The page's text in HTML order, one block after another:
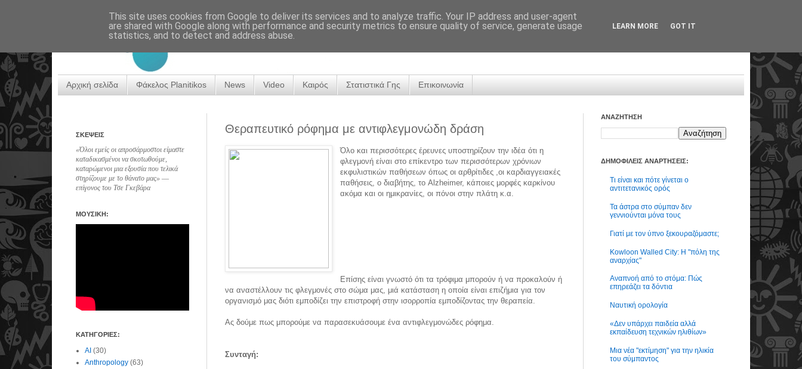
Αρχική σελίδα Φάκελος Planitikos News Video Καιρός Στατιστικά Γης Επικοινωνία
Θεραπευτικό ρόφημα με αντιφλεγμονώδη δράση
Όλο και περισσότερες έρευνες υποστηρίζουν την ιδέα ότι η
φλεγμονή είναι στο επίκεντρο των περισσότερων χρόνιων
εκφυλιστικών παθήσεων όπως οι αρθρίτιδες ,οι καρδιαγγειακές
παθήσεις, ο διαβήτης, το Alzheimer, κάποιες μορφές καρκίνου
ακόμα και οι ημικρανίες, οι πόνοι στην πλάτη κ.α.
Eπίσης είναι γνωστό ότι τα τρόφιμα μπορούν ή να προκαλούν ή
να αναστέλλουν τις φλεγμονές στο σώμα μας, μιά κατάσταση η οποία είναι επιζήμια για τον
οργανισμό μας διότι εμποδίζει την επιστροφή στην ισορροπία εμποδίζοντας την θεραπεία.
Ας δούμε πως μπορούμε να παρασεκυάσουμε ένα αντιφλεγμονώδες ρόφημα.
Συνταγή:
ΣΚΕΨΕΙΣ
«Όλοι εμείς οι απροσάρμοστοι είμαστε
καταδικασμένοι να σκοτωθούμε,
καταρώμενοι μια εξουσία που τελικά
στηρίζουμε με το θάνατο μας» ―
επίγονος του Τσε Γκεβάρα
ΜΟΥΣΙΚΗ:
ΚΑΤΗΓΟΡΙΕΣ:
AI (30)
Anthropology (63)
ΑΝΑΖΗΤΗΣΗ
ΔΗΜΟΦΙΛΕΙΣ ΑΝΑΡΤΗΣΕΙΣ:
Τι είναι και πότε γίνεται ο
αντιτετανικός ορός
Τα άστρα στο σύμπαν δεν
γεννιούνται μόνα τους
Γιατί με τον ύπνο ξεκουραζόμαστε;
Kowloon Walled City: Η "πόλη της
αναρχίας"
Αναπνοή από το στόμα: Πώς
επηρεάζει τα δόντια
Ναυτική ορολογία
«Δεν υπάρχει παιδεία αλλά
εκπαίδευση τεχνικών ηλιθίων»
Μια νέα "εκτίμηση" για την ηλικία
του σύμπαντος
This site uses cookies from Google to deliver its services and to analyze traffic. Your IP address and user-agent
are shared with Google along with performance and security metrics to ensure quality of service, generate usage
statistics, and to detect and address abuse.
LEARN MORE GOT IT